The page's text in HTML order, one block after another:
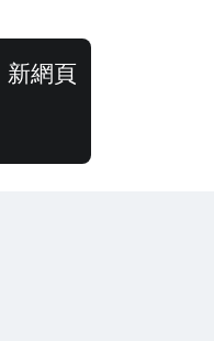
新網頁